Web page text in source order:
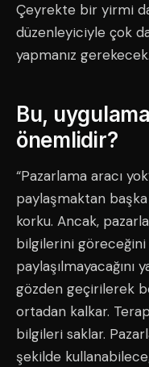
Çeyrekte bir yirmi
düzenleyiciyle çok
yapmanız gerekecek.
Bu,
önemlidir?
“Pazarlama aracı
paylaşmaktan başka
korku. Ancak,
bilgilerini göreceğini
paylaşılmayacağını
gözden geçirilerek
ortadan kalkar.
bilgileri saklar.
şekilde